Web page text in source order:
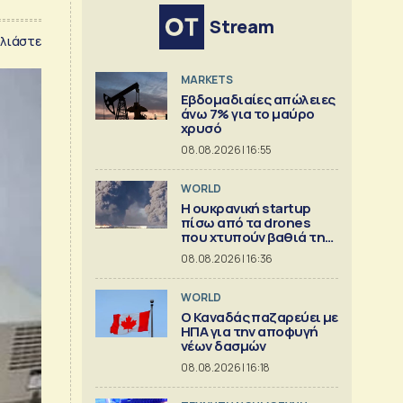
Stream
MARKETS
Εβδομαδιαίες απώλειες
άνω 7% για το μαύρο
χρυσό
08.08.2026 | 16:55
WORLD
Η ουκρανική startup
πίσω από τα drones
που χτυπούν βαθιά τη
Ρωσία
08.08.2026 | 16:36
WORLD
Ο Καναδάς παζαρεύει με
ΗΠΑ για την αποφυγή
νέων δασμών
08.08.2026 | 16:18